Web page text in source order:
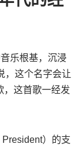
乐根基，沉浸
，这个名字会让
，这首歌一经发
）的支